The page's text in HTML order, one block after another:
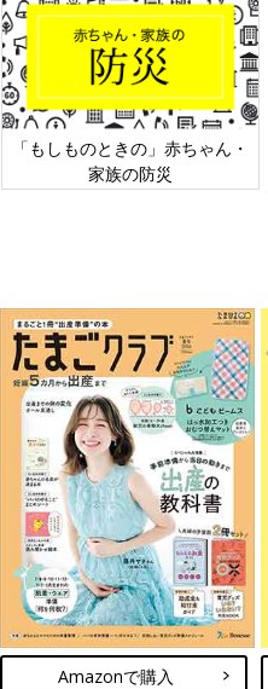
さん夫婦。ですが、もちろん不
の後もその気持ちはゆるぎま
について調べるうちに、改めて
感したんです。
ろうと考えると、すごく不安
からないのですが、私、娘の
れなかったんですよね。おな
普通の状態じゃないことで、
は普通の妊婦さんとは違う、
たんです。傍から見たら私も
をつけてもよかったと思うの
ティマークをつけているのを
た」（西村さん）
長男を産んだ総合病院の産婦
はありましたが、NICU（新
た。おそらく先天性風疹症候
処置が必要になるのかわから
「もしものときの」赤ちゃん・
家族の防災
Amazonで購入